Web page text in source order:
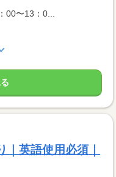
00〜13：0...
英語使用必須｜